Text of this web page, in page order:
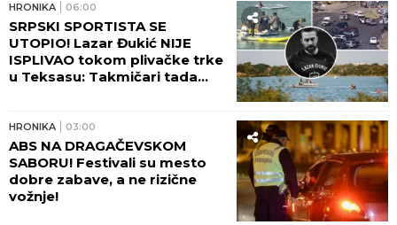
HRONIKA 06:00
SRPSKI SPORTISTA SE
UTOPIO! Lazar Đukić NIJE
ISPLIVAO tokom plivačke trke
u Teksasu: Takmičari tada
HRONIKA 03:00
ABS NA DRAGAČEVSKOM
SABORU! Festivali su mesto
dobre zabave, a ne rizične
vožnje!